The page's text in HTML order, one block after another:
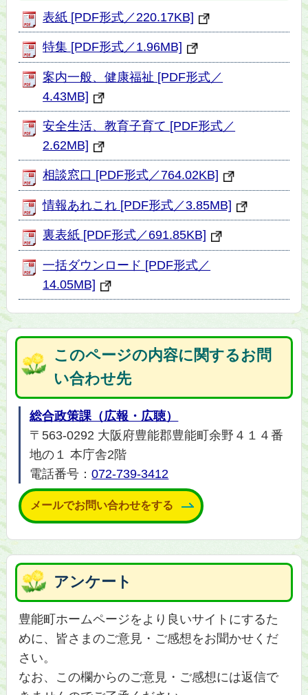
表紙 [PDF形式／220.17KB]
特集 [PDF形式／1.96MB]
案内一般、健康福祉 [PDF形式／
4.43MB]
安全生活、教育子育て [PDF形式／
2.62MB]
相談窓口 [PDF形式／764.02KB]
情報あれこれ [PDF形式／3.85MB]
裏表紙 [PDF形式／691.85KB]
一括ダウンロード [PDF形式／
14.05MB]
このページの内容に関するお問
い合わせ先
総合政策課（広報・広聴）
〒563-0292 大阪府豊能郡豊能町余野４１４番
地の１ 本庁舎2階
電話番号：072-739-3412
メールでお問い合わせをする
アンケート
豊能町ホームページをより良いサイトにするた
めに、皆さまのご意見・ご感想をお聞かせくだ
さい。
なお、この欄からのご意見・ご感想には返信で